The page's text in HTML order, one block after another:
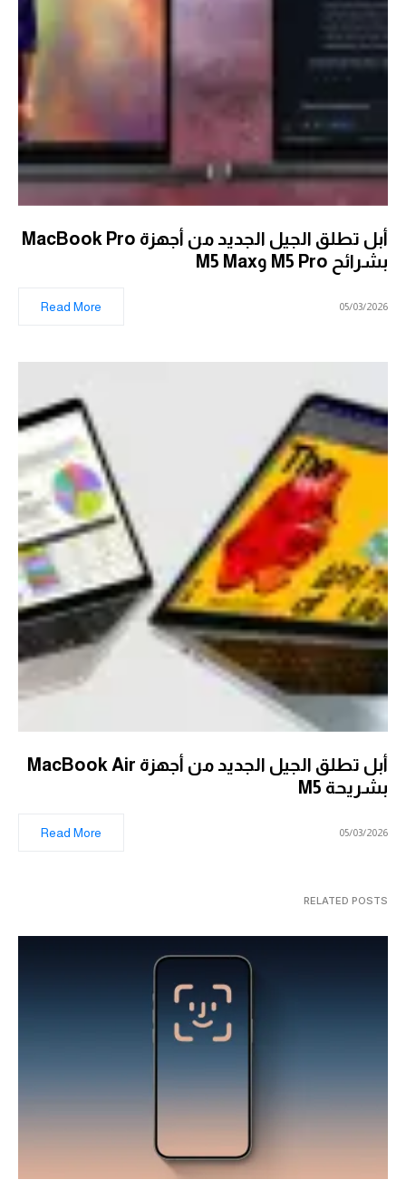
أبل تطلق الجيل الجديد من أجهزة MacBook Pro
بشرائح M5 Pro وM5 Max
05/03/2026
Read More
أبل تطلق الجيل الجديد من أجهزة MacBook Air
بشريحة M5
05/03/2026
Read More
RELATED POSTS